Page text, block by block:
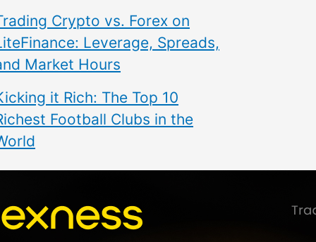
Crypto vs. Forex on
Leverage, Spreads,
Market Hours
it Rich: The Top 10
Football Clubs in the